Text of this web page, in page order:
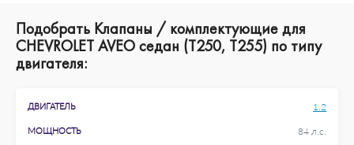
Подобрать Клапаны / комплектующие для
CHEVROLET AVEO седан (T250, T255) по типу
двигателя:
ДВИГАТЕЛЬ 1.2
МОЩНОСТЬ 84 л.с.